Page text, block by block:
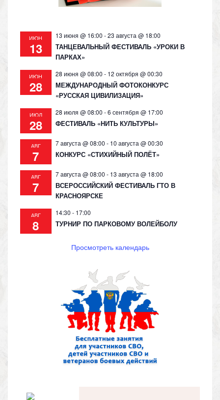
ИЮН
13
13 июня @ 16:00 -23 августа @ 18:00
ТАНЦЕВАЛЬНЫЙ ФЕСТИВАЛЬ «УРОКИ В
ПАРКАХ»
ИЮН
28
28 июня @ 08:00 - 12 октября @ 00:30
МЕЖДУНАРОДНЫЙ ФОТОКОНКУРС
«РУССКАЯ ЦИВИЛИЗАЦИЯ»
ИЮЛ
28
28 июля @ 08:00 -6 сентября @ 17:00
ФЕСТИВАЛЬ «НИТЬ КУЛЬТУРЫ»
АВГ
7
7 августа @ 08:00 - 10 августа @ 00:30
КОНКУРС «СТИХИЙНЫЙ ПОЛЁТ»
АВГ
7
7 августа @ 08:00 - 13 августа @ 18:00
ВСЕРОССИЙСКИЙ ФЕСТИВАЛЬ ГТО В
КРАСНОЯРСКЕ
АВГ
8
14:30 - 17:00
ТУРНИР ПО ПАРКОВОМУ ВОЛЕЙБОЛУ
Просмотреть календарь